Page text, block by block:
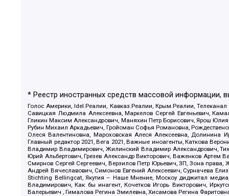
* Реестр иностранных средств массовой информации,
Голос Америки, Idel.Реалии, Кавказ.Реалии, Крым.Реалии,
Савицкая Людмила Алексеевна, Маркелов Сергей Евгеньевич,
Гликин Максим Александрович, Маняхин Петр Борисович, Ярош
Рубин Михаил Аркадьевич, Гройсман Софья Романовна,
Олеся Валентиновна, Мароховская Алеся Алексеевна,
Главный редактор 2021, Вега 2021, Важные иноагенты, Каткова
Владимир Владимирович, Жилинский Владимир Александрович,
Юрий Альбертович, Грезев Александр Викторович, Важенков Артем
Смирнов Сергей Сергеевич, Верзилов Петр Юрьевич, ЗП, Зона
Андрей Вячеславович, Симонов Евгений Алексеевич, Сурначева
Stichting Bellingcat, Якутия – Наше Мнение, Москоу диджитал
Владимирович, Как бы инагент, Кочетков Игорь Викторович,
Валерьевич , Гималова Регина Эмилевна, Хисамова Регина